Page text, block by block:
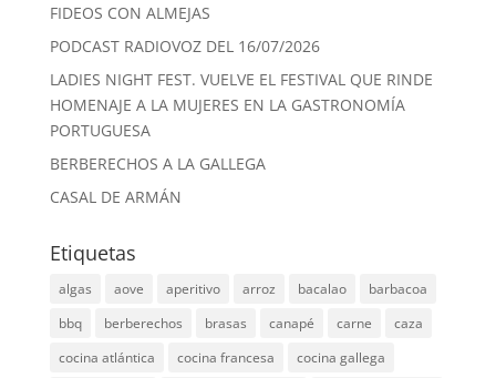
FIDEOS CON ALMEJAS
PODCAST RADIOVOZ DEL 16/07/2026
LADIES NIGHT FEST. VUELVE EL FESTIVAL QUE RINDE
HOMENAJE A LA MUJERES EN LA GASTRONOMÍA
PORTUGUESA
BERBERECHOS A LA GALLEGA
CASAL DE ARMÁN
Etiquetas
algas aove aperitivo arroz bacalao
barbacoa
bbq
berberechos brasas canapé carne
caza
cocina atlántica
cocina francesa
cocina gallega